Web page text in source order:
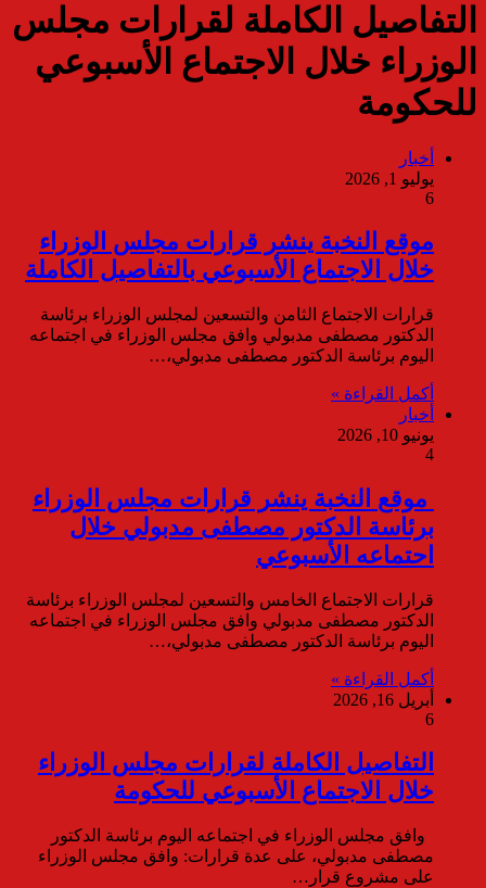
التفاصيل الكاملة لقرارات مجلس
الوزراء خلال الاجتماع الأسبوعي
للحكومة
أخبار
يوليو 1, 2026
6
موقع النخبة ينشر قرارات مجلس الوزراء
خلال الاجتماع الأسبوعي بالتفاصيل الكاملة
قرارات الاجتماع الثامن والتسعين لمجلس الوزراء برئاسة
الدكتور مصطفى مدبولي وافق مجلس الوزراء في اجتماعه
اليوم برئاسة الدكتور مصطفى مدبولي،…
أكمل القراءة »
أخبار
يونيو 10, 2026
4
موقع النخبة ينشر قرارات مجلس الوزراء
برئاسة الدكتور مصطفى مدبولي خلال
احتماعه الأسبوعي
قرارات الاجتماع الخامس والتسعين لمجلس الوزراء برئاسة
الدكتور مصطفى مدبولي وافق مجلس الوزراء في اجتماعه
اليوم برئاسة الدكتور مصطفى مدبولي،…
أكمل القراءة »
أبريل 16, 2026
6
التفاصيل الكاملة لقرارات مجلس الوزراء
خلال الاجتماع الأسبوعي للحكومة
وافق مجلس الوزراء في اجتماعه اليوم برئاسة الدكتور
مصطفى مدبولي، على عدة قرارات: وافق مجلس الوزراء
على مشروع قرار…